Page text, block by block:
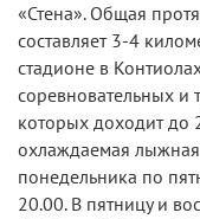
«Стена». Общая
составляет 3-4
стадионе в
соревновательных и
которых доходит до
охлаждаемая лыжная
понедельника по
20.00. В пятницу и